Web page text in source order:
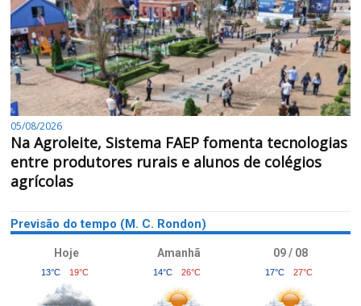
05/08/2026
Na Agroleite, Sistema FAEP fomenta tecnologias
entre produtores rurais e alunos de colégios
agrícolas
Previsão do tempo (M. C. Rondon)
Hoje
13°C 19°C
Amanhã
14°C 26°C
09 / 08
17°C 27°C